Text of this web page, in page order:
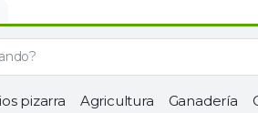
pizarra Agricultura Ganadería